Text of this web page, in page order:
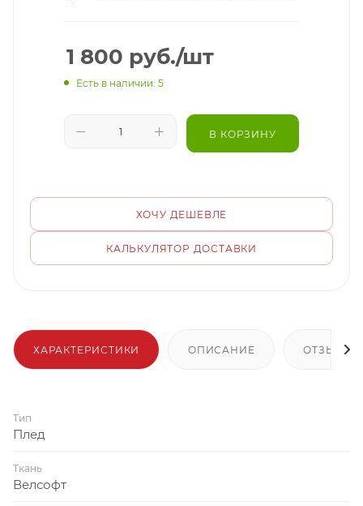
1 800 руб./шт
Есть в наличии: 5
В КОРЗИНУ
ХОЧУ ДЕШЕВЛЕ
КАЛЬКУЛЯТОР ДОСТАВКИ
ХАРАКТЕРИСТИКИ ОПИСАНИЕ ОТЗЫВЫ
Тип
Плед
Ткань
Велсофт